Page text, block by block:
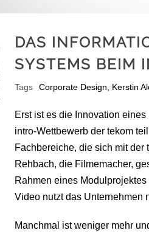
DAS
SYSTEMS BEIM
Tags Corporate Design, Kerstin
Erst ist es die Innovation
intro-Wettbewerb der tekom
Fachbereiche, die sich mit
Rehbach, die Filmemacher,
Rahmen eines
Video nutzt das Unternehmen
Manchmal ist weniger mehr